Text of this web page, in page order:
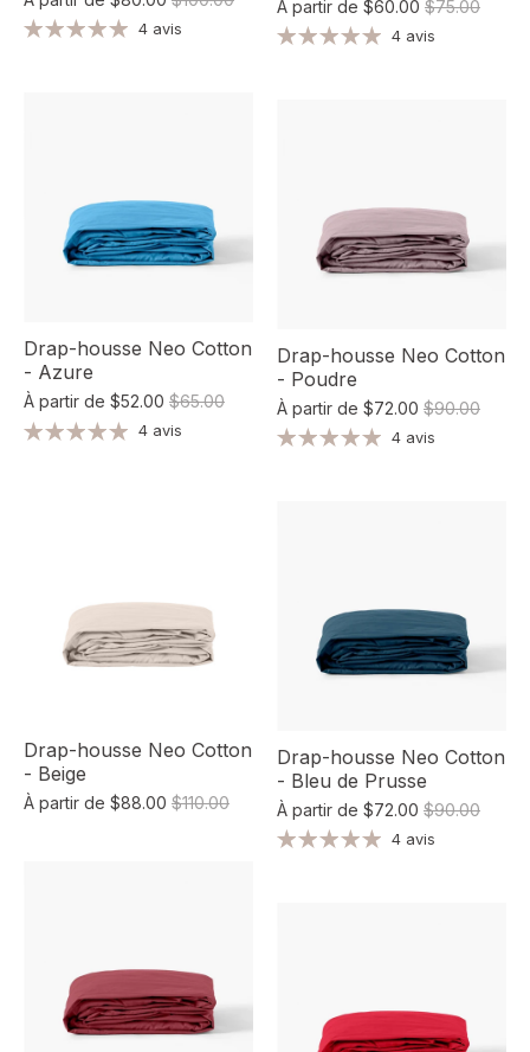
4 avis
Drap-housse Neo Cotton
- Azure
À partir de $52.00 $65.00
4 avis
Drap-housse Neo Cotton
- Beige
À partir de $88.00 $110.00
À partir de $60.00 $75.00
4 avis
Drap-housse Neo Cotton
- Poudre
À partir de $72.00 $90.00
4 avis
Drap-housse Neo Cotton
- Bleu de Prusse
À partir de $72.00 $90.00
4 avis